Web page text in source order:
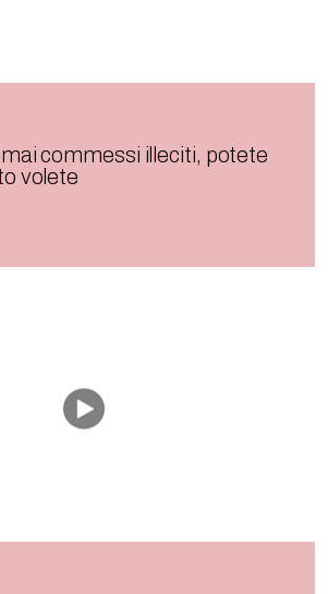
commessi illeciti, potete
volete